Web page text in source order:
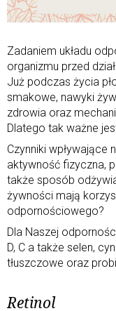
Zadaniem układu
organizmu przed
Już podczas życia
smakowe, nawyki
zdrowia oraz
Dlatego tak ważne
Czynniki wpływające
aktywność fizyczna,
także sposób
żywności mają
odpornościowego?
Dla Naszej
D, C a także selen,
tłuszczowe oraz
Retinol